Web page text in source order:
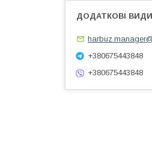
+380675443848
+380675443848